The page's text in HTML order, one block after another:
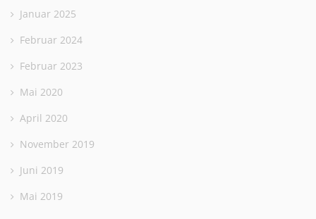
Januar 2025
Februar 2024
Februar 2023
Mai 2020
April 2020
November 2019
Juni 2019
Mai 2019